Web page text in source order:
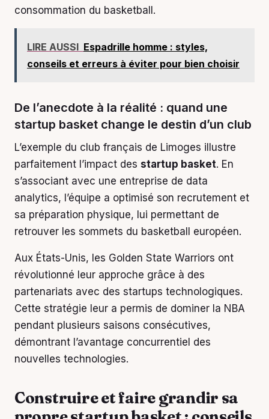
consommation du basketball.
LIRE AUSSI Espadrille homme : styles,
conseils et erreurs à éviter pour bien choisir
De l’anecdote à la réalité : quand une
startup basket change le destin d’un club
L’exemple du club français de Limoges illustre
parfaitement l’impact des startup basket. En
s’associant avec une entreprise de data
analytics, l’équipe a optimisé son recrutement et
sa préparation physique, lui permettant de
retrouver les sommets du basketball européen.
Aux États-Unis, les Golden State Warriors ont
révolutionné leur approche grâce à des
partenariats avec des startups technologiques.
Cette stratégie leur a permis de dominer la NBA
pendant plusieurs saisons consécutives,
démontrant l’avantage concurrentiel des
nouvelles technologies.
Construire et faire grandir sa